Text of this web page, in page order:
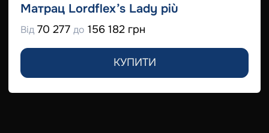
Матрац Lordflex’s Lady più
Від 70 277 до 156 182 грн
КУПИТИ